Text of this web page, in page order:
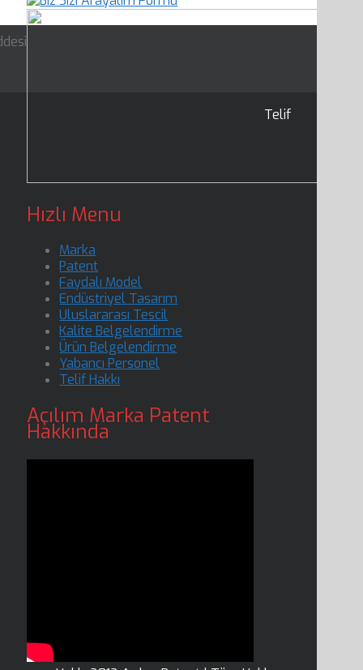
Hızlı Menu
Marka
Patent
Faydalı Model
Endüstriyel Tasarım
Uluslararası Tescil
Kalite Belgelendirme
Ürün Belgelendirme
Yabancı Personel
Telif Hakkı
Açılım Marka Patent
Hakkında
Telif